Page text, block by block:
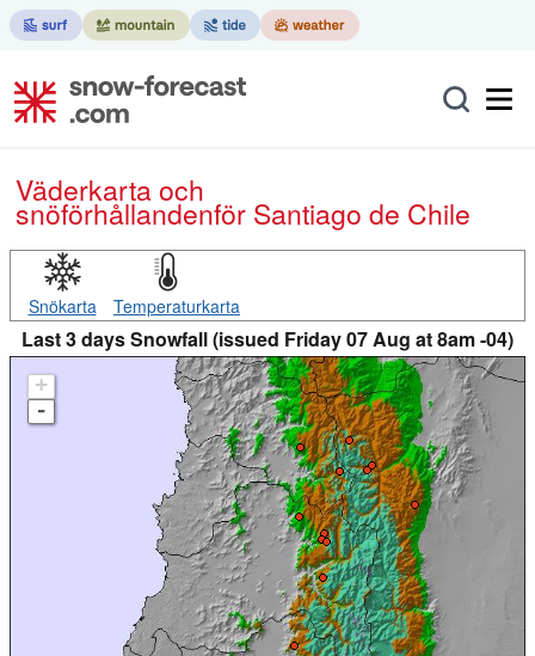
Väderkarta och
snöförhållandenför Santiago de Chile
Snökarta Temperaturkarta
Last 3 days Snowfall (issued Friday 07 Aug at 8am -04)
+
-